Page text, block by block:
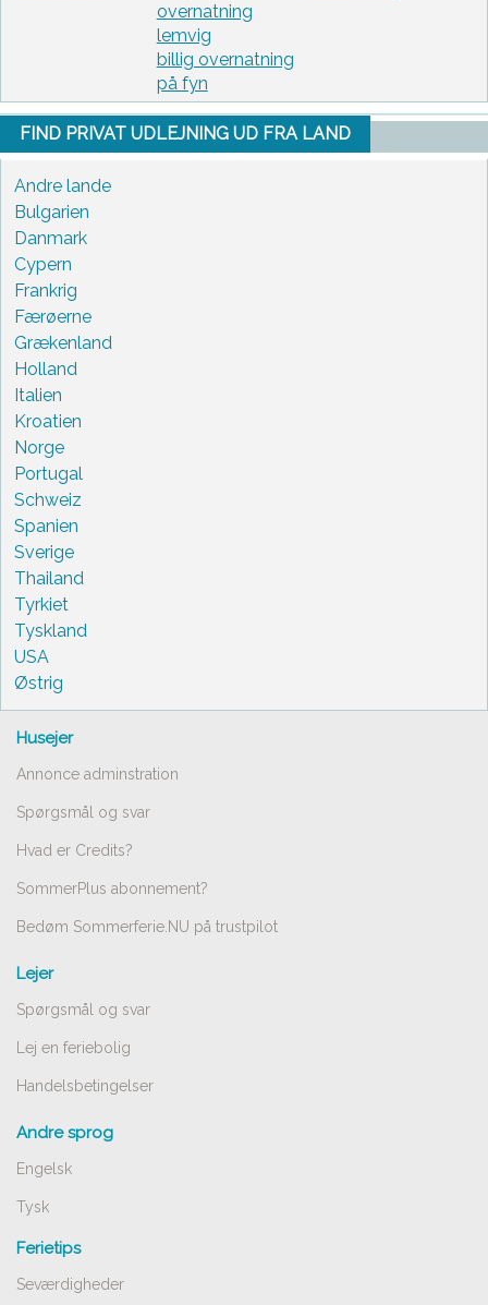
overnatning
lemvig
billig overnatning
på fyn
FIND PRIVAT UDLEJNING UD FRA LAND
Andre lande
Bulgarien
Danmark
Cypern
Frankrig
Færøerne
Grækenland
Holland
Italien
Kroatien
Norge
Portugal
Schweiz
Spanien
Sverige
Thailand
Tyrkiet
Tyskland
USA
Østrig
Husejer
Annonce adminstration
Spørgsmål og svar
Hvad er Credits?
SommerPlus abonnement?
Bedøm Sommerferie.NU på trustpilot
Lejer
Spørgsmål og svar
Lej en feriebolig
Handelsbetingelser
Andre sprog
Engelsk
Tysk
Ferietips
Seværdigheder